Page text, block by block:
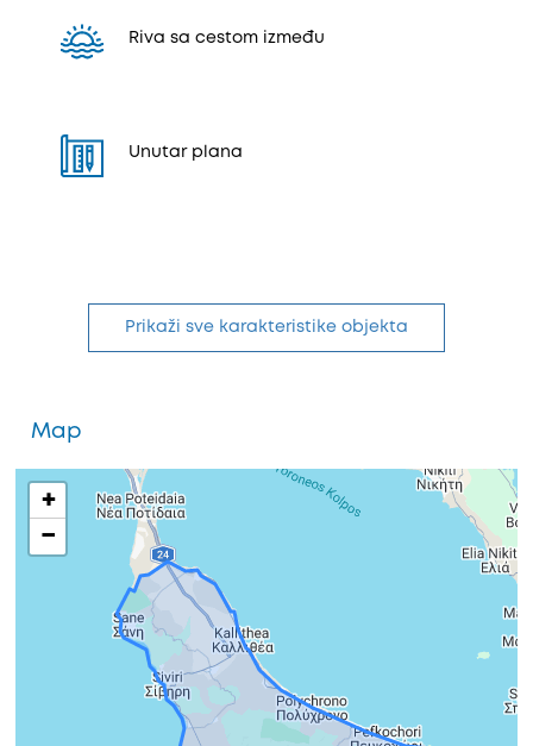
Riva sa cestom između
Unutar plana
Prikaži sve karakteristike objekta
Map
+
−